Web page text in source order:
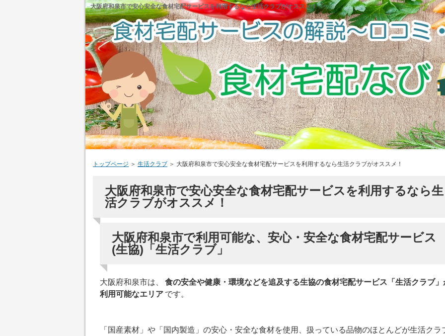
大阪府和泉市で安心安全な食材宅配サービスを利用するなら生活クラブがオススメ！
トップページ ＞ 生活クラブ ＞ 大阪府和泉市で安心安全な食材宅配サービスを利用するなら生活クラブがオススメ！
大阪府和泉市で安心安全な食材宅配サービスを利用するなら生
活クラブがオススメ！
大阪府和泉市で利用可能な、安心・安全な食材宅配サービス
(生協)「生活クラブ」
大阪府和泉市は、
食の安全や健康・環境などを追及する生協の食材宅配サービス「生活クラブ」
利用可能なエリア です。
「国産素材」や「国内製造」の安心・安全な食材を使用、扱っている品物のほとんどが生活クラ